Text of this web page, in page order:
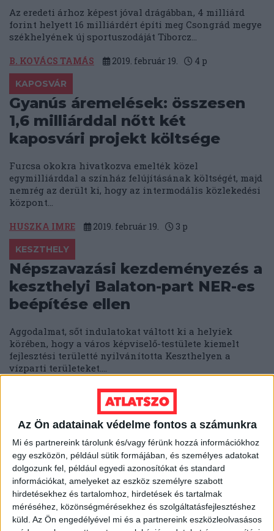
Az Ön adatainak védelme fontos a számunkra
Mi és partnereink tárolunk és/vagy férünk hozzá információkhoz
egy eszközön, például sütik formájában, és személyes adatokat
dolgozunk fel, például egyedi azonosítókat és standard
információkat, amelyeket az eszköz személyre szabott
hirdetésekhez és tartalomhoz, hirdetések és tartalmak
méréséhez, közönségmérésekhez és szolgáltatásfejlesztéshez
küld. Az Ön engedélyével mi és a partnereink eszközleolvasásos
Az eredeti árhoz képest jóval drágábban, 4 milliárd
forint helyett 16 milliárdért építi meg Csongrád megye
székhelyének új sportuszodáját Tiborcz...
B. KOVÁCS TAMÁS 2019. február 19. 4 p
KAPOSVÁR
Gyanús áremelések: összesen
1,6 milliárddal nőtt két
kaposvári projekt költsége
Furcsa okokra hivatkozva emelték közel
egymilliárddal a színház felújításának költségét, majd
nemrég az derült ki, hogy az intermodális közlekedési
központ...
HUSZKA IMRE 2019. február 19. 3 p
KESZTHELY
Népszavazási kezdeményezés a
keszthelyi Balaton-part NER-es
beépítése ellen
Aggodalmat, sőt indulatokat váltott ki a helyiek
körében, hogy a város képviselő-testülete kiemelt
fejlesztési területté nyilvánította Keszthelyen a
vízparti területeket....
2019. február 18. 4p
Lakópark készül a debreceni
Nagyerdő mellé, a
természetvédők az EU-hoz
fordultak
Az Európai Unió petíciós bizottságának a segítségét
kérték Debrecen Nagyerdeje kertvárosi részének lakói,